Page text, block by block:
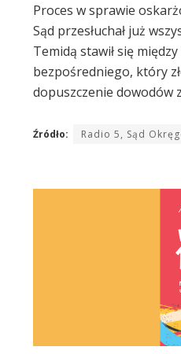
Proces w sprawie
Sąd przesłuchał już
Temidą stawił się
bezpośredniego, który
dopuszczenie dowodów
Źródło: Radio 5, Sąd